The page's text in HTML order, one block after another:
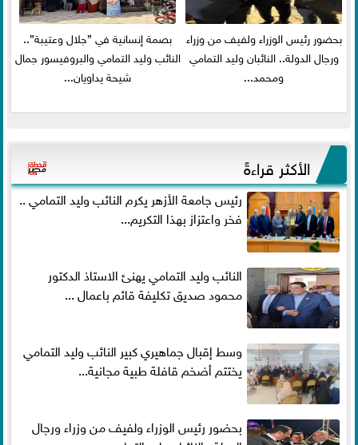
بحضور رئيس الوزراء ولفيف من وزراء
ورجال الدولة.. النائبان وليد التمامي
ومحمد...
بصمة إنسانية في ”جلال وعتيبة”..
النائب وليد التمامي والبروفيسور جمال
شيحة يداويان...
الأكثر قراءةً
رئيس جامعة الأزهر يكرم النائب وليد التمامي ..
فخر واعتزاز بهذا التكريم...
النائب وليد التمامي يهنئ الاستاذ الدكتور
محمود صديق تكليفة قائم باعمال ...
وسط إقبال جماهيري كبير النائب وليد التمامي
يختتم أضخم قافلة طبية مجانية...
بحضور رئيس الوزراء ولفيف من وزراء ورجال